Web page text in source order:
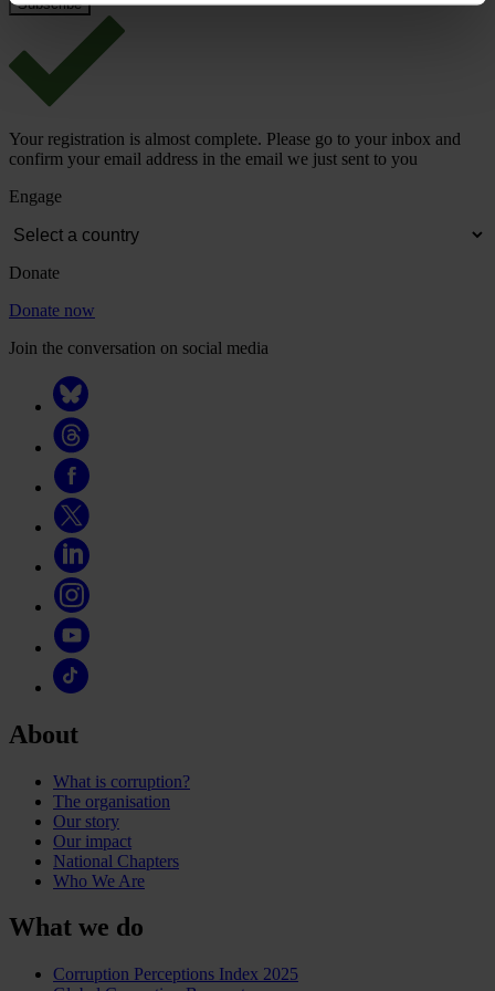
Your registration is almost complete. Please go to your inbox and
confirm your email address in the email we just sent to you
Engage
Donate
Donate now
Join the conversation on social media
About
What is corruption?
The organisation
Our story
Our impact
National Chapters
Who We Are
What we do
Corruption Perceptions Index 2025